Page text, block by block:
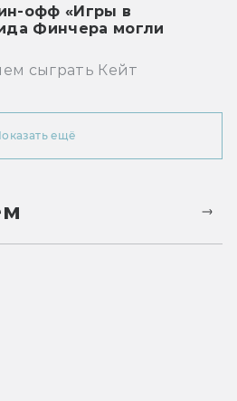
офф «Игры в
Финчера могли
сыграть Кейт
ещё